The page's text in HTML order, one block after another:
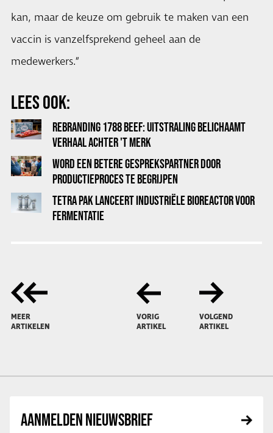
kan, maar de keuze om gebruik te maken van een
vaccin is vanzelfsprekend geheel aan de
medewerkers.”
LEES OOK:
REBRANDING 1788 BEEF: UITSTRALING BELICHAAMT
VERHAAL ACHTER 'T MERK
WORD EEN BETERE GESPREKSPARTNER DOOR
PRODUCTIEPROCES TE BEGRIJPEN
TETRA PAK LANCEERT INDUSTRIËLE BIOREACTOR VOOR
FERMENTATIE
MEER
ARTIKELEN
VORIG
ARTIKEL
VOLGEND
ARTIKEL
AANMELDEN NIEUWSBRIEF